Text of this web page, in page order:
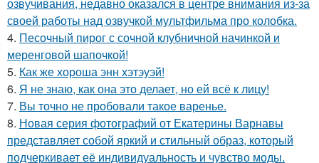
своей работы над озвучкой мультфильма про колобка.
4. Песочный пирог с сочной клубничной начинкой и
меренговой шапочкой!
5. Как же хороша энн хэтэуэй!
6. Я не знаю, как она это делает, но ей всё к лицу!
7. Вы точно не пробовали такое варенье.
8. Новая серия фотографий от Екатерины Варнавы
представляет собой яркий и стильный образ, который
подчеркивает её индивидуальность и чувство моды.